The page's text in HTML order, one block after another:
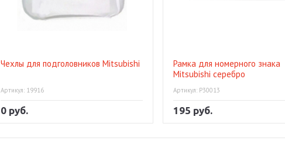
Чехлы для подголовников Mitsubishi
Артикул: 19916
0 руб.
Рамка для номерного знака
Mitsubishi серебро
Артикул: P30013
195 руб.